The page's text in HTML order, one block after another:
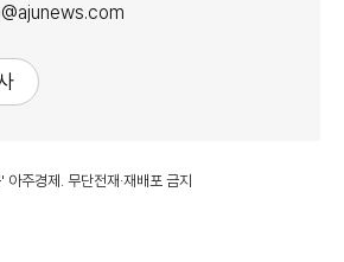
주경제. 무단전재·재배포 금지